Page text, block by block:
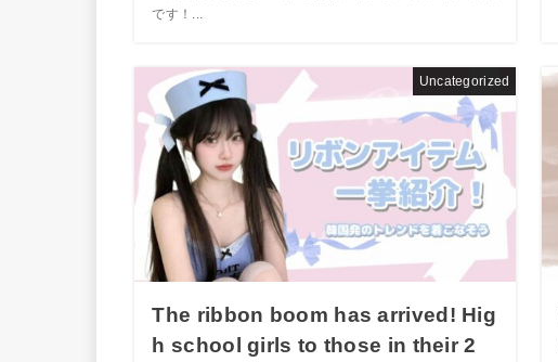
です！...
Uncategorized
The ribbon boom has arrived! Hig
h school girls to those in their 2